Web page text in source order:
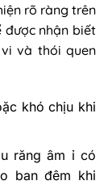
rõ ràng trên
được nhận biết
và thói quen
khó chịu khi
răng âm ỉ có
ban đêm khi